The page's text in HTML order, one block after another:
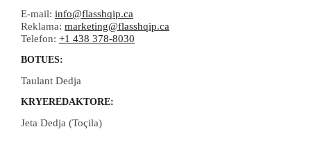
E-mail: info@flasshqip.ca
Reklama: marketing@flasshqip.ca
Telefon: +1 438 378-8030
BOTUES:
Taulant Dedja
KRYEREDAKTORE:
Jeta Dedja (Toçila)